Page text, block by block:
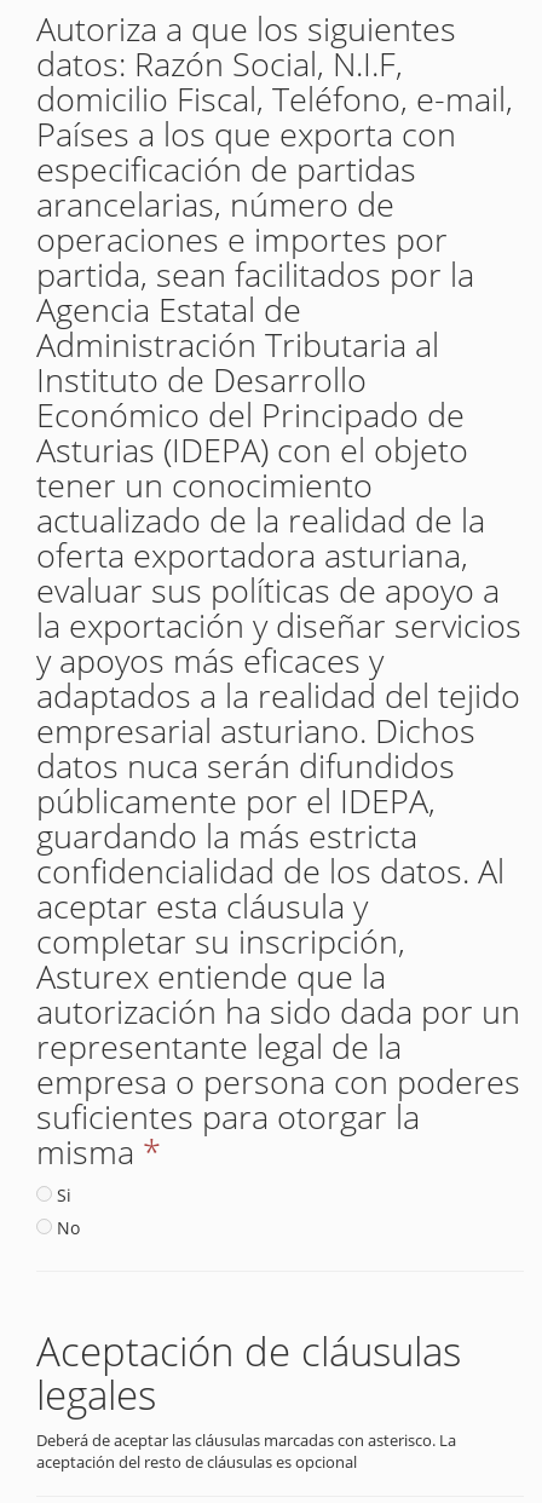
Autoriza a que los siguientes
datos: Razón Social, N.I.F,
domicilio Fiscal, Teléfono, e-mail,
Países a los que exporta con
especificación de partidas
arancelarias, número de
operaciones e importes por
partida, sean facilitados por la
Agencia Estatal de
Administración Tributaria al
Instituto de Desarrollo
Económico del Principado de
Asturias (IDEPA) con el objeto
tener un conocimiento
actualizado de la realidad de la
oferta exportadora asturiana,
evaluar sus políticas de apoyo a
la exportación y diseñar servicios
y apoyos más eficaces y
adaptados a la realidad del tejido
empresarial asturiano. Dichos
datos nuca serán difundidos
públicamente por el IDEPA,
guardando la más estricta
confidencialidad de los datos. Al
aceptar esta cláusula y
completar su inscripción,
Asturex entiende que la
autorización ha sido dada por un
representante legal de la
empresa o persona con poderes
suficientes para otorgar la
misma *
Si
No
Aceptación de cláusulas
legales
Deberá de aceptar las cláusulas marcadas con asterisco. La
aceptación del resto de cláusulas es opcional